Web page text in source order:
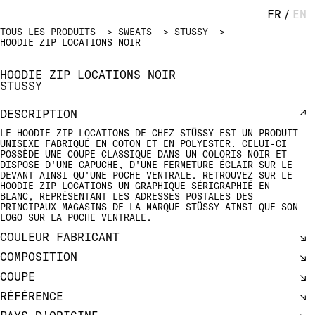
FR / EN
TOUS LES PRODUITS SWEATS
STUSSY
HOODIE ZIP LOCATIONS NOIR
HOODIE ZIP LOCATIONS NOIR
STUSSY
DESCRIPTION
LE HOODIE ZIP LOCATIONS DE CHEZ STÜSSY EST UN PRODUIT
UNISEXE FABRIQUÉ EN COTON ET EN POLYESTER. CELUI-CI
POSSÈDE UNE COUPE CLASSIQUE DANS UN COLORIS NOIR ET
DISPOSE D'UNE CAPUCHE, D'UNE FERMETURE ÉCLAIR SUR LE
DEVANT AINSI QU'UNE POCHE VENTRALE. RETROUVEZ SUR LE
HOODIE ZIP LOCATIONS UN GRAPHIQUE SÉRIGRAPHIÉ EN
BLANC, REPRÉSENTANT LES ADRESSES POSTALES DES
PRINCIPAUX MAGASINS DE LA MARQUE STÜSSY AINSI QUE SON
LOGO SUR LA POCHE VENTRALE.
COULEUR FABRICANT
COMPOSITION
COUPE
RÉFÉRENCE